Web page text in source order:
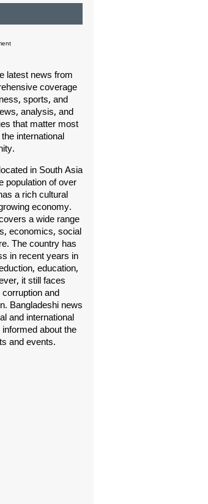
latest news from
coverage
sports, and
analysis, and
that matter most
international
in South Asia
population of over
a rich cultural
economy.
a wide range
economics, social
The country has
in recent years in
education,
it still faces
and
Bangladeshi news
and international
about the
and events.